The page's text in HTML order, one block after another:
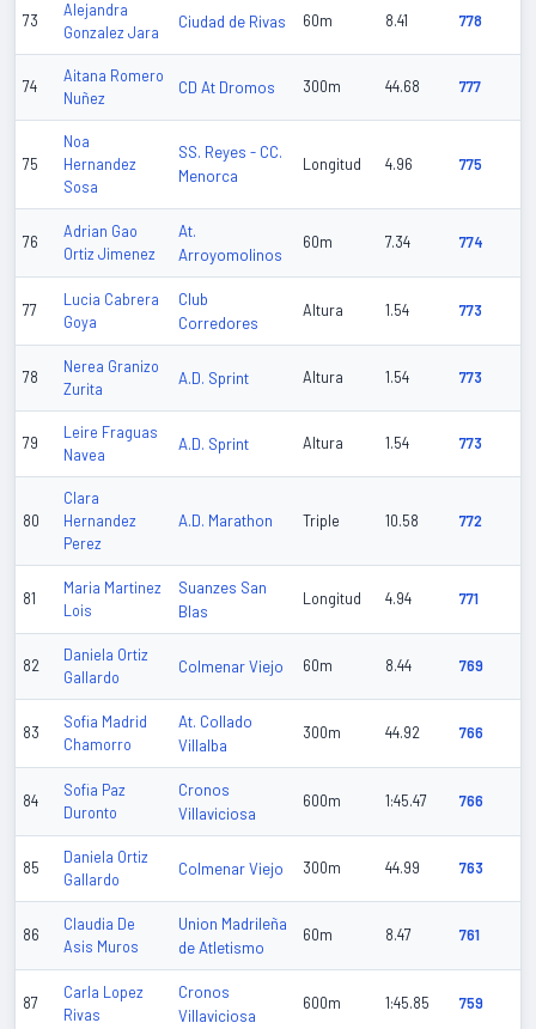
73
Alejandra
Gonzalez Jara
Ciudad de Rivas 60m 8.41 778
74
Aitana Romero
Nuñez
CD At Dromos 300m 44.68 777
75
Noa
Hernandez
Sosa
SS. Reyes - CC.
Menorca
Longitud 4.96 775
76
Adrian Gao
Ortiz Jimenez
At.
Arroyomolinos
60m 7.34 774
77
Lucia Cabrera
Goya
Club
Corredores
Altura 1.54 773
78
Nerea Granizo
Zurita
A.D. Sprint Altura 1.54 773
79
Leire Fraguas
Navea
A.D. Sprint Altura 1.54 773
80
Clara
Hernandez
Perez
A.D. Marathon Triple 10.58 772
81
Maria Martinez
Lois
Suanzes San
Blas
Longitud 4.94 771
82
Daniela Ortiz
Gallardo
Colmenar Viejo 60m 8.44 769
83
Sofia Madrid
Chamorro
At. Collado
Villalba
300m 44.92 766
84
Sofia Paz
Duronto
Cronos
Villaviciosa
600m 1:45.47 766
85
Daniela Ortiz
Gallardo
Colmenar Viejo 300m 44.99 763
86
Claudia De
Asis Muros
Union Madrileña
de Atletismo
60m 8.47 761
87
Carla Lopez
Rivas
Cronos
Villaviciosa
600m 1:45.85 759